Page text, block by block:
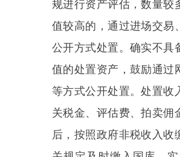
配置效率、使用效果、处置以
入管理、信息系统建设和应用
况设置具体绩效指标，实施跟
效。
（十四）监督检查。各级
部门会同主管部门加强固定资
理的监督检查，在强化日常监
础上，针对单位固定资产管理